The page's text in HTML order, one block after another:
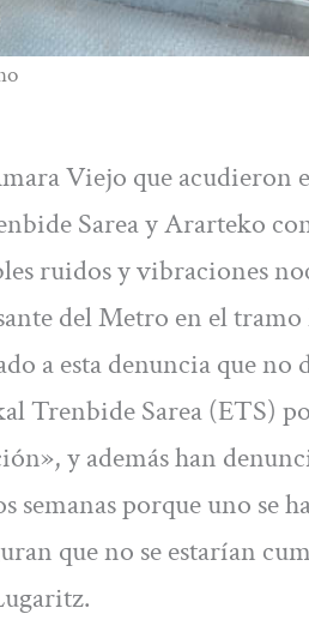
Viejo que acudieron
Sarea y Ararteko
ruidos y vibraciones
del Metro en el
a esta denuncia que no
Trenbide Sarea (ETS)
y además han
porque uno se
que no se estarían